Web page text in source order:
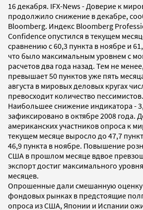
16 декабря. IFX-News - Доверие к
продолжило снижение в декабре,
Bloomberg. Индекс Bloomberg
Confidence опустился в текущем
сравнению с 60,3 пункта в ноябре и
что было максимальным уровнем с
расчетов два года назад. Тем не
превышает 50 пунктов уже пять
августа в мировых деловых кругах
превосходит количество пессимистов.
Наибольшее снижение индикатора -
зафиксировано в октябре 2008 года.
американских участников опроса к
текущем месяце выросло до 47,7
46,9 пункта в ноябре. Повышение
США в прошлом месяце вдвое
экспорт достиг максимального
месяцев.
Опрошенные дали смешанную
фондовых рынках в предстоящие
опроса из США, Японии и Испании